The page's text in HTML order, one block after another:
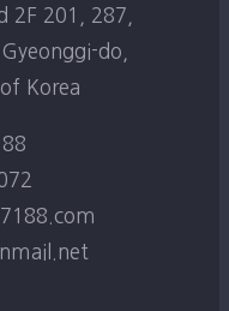
2F 201, 287,
do,
Korea